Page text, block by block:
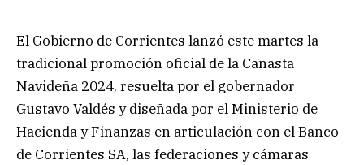
El Gobierno de Corrientes lanzó este martes la
tradicional promoción oficial de la Canasta
Navideña 2024, resuelta por el gobernador
Gustavo Valdés y diseñada por el Ministerio de
Hacienda y Finanzas en articulación con el Banco
de Corrientes SA, las federaciones y cámaras